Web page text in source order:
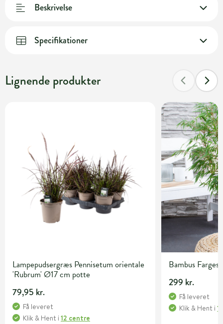
Beskrivelse
Specifikationer
Lignende produkter
Lampepudsergræs Pennisetum orientale
'Rubrum' Ø17 cm potte
79,95 kr.
Få leveret
Klik & Hent i 12 centre
Bambus
299 kr.
Få leveret
Klik & Hent i